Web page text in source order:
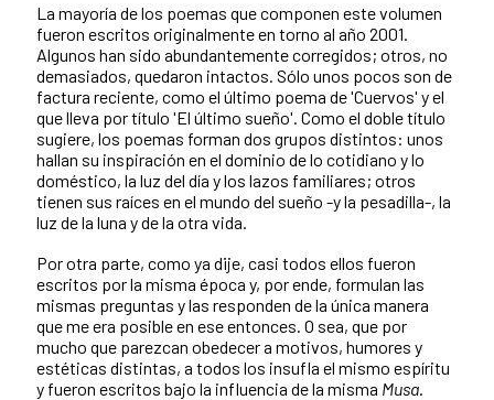
La mayoría de los poemas que componen este volumen
fueron escritos originalmente en torno al año 2001.
Algunos han sido abundantemente corregidos; otros, no
demasiados, quedaron intactos. Sólo unos pocos son de
factura reciente, como el último poema de 'Cuervos' y el
que lleva por título 'El último sueño'. Como el doble título
sugiere, los poemas forman dos grupos distintos: unos
hallan su inspiración en el dominio de lo cotidiano y lo
doméstico, la luz del día y los lazos familiares; otros
tienen sus raíces en el mundo del sueño -y la pesadilla-, la
luz de la luna y de la otra vida.
Por otra parte, como ya dije, casi todos ellos fueron
escritos por la misma época y, por ende, formulan las
mismas preguntas y las responden de la única manera
que me era posible en ese entonces. O sea, que por
mucho que parezcan obedecer a motivos, humores y
estéticas distintas, a todos los insufla el mismo espíritu
y fueron escritos bajo la influencia de la misma Musa.